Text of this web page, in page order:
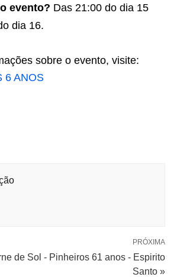
evento? Das 21:00 do dia 15
dia 16.
sobre o evento, visite:
6 ANOS
PRÓXIMA
de Sol - Pinheiros 61 anos - Espirito
Santo »